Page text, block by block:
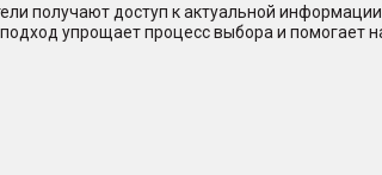
получают доступ к актуальной
упрощает процесс выбора и помогает